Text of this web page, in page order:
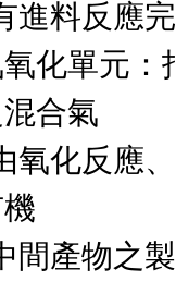
料反應完
化單元：
合氣
化反應、
產物之製